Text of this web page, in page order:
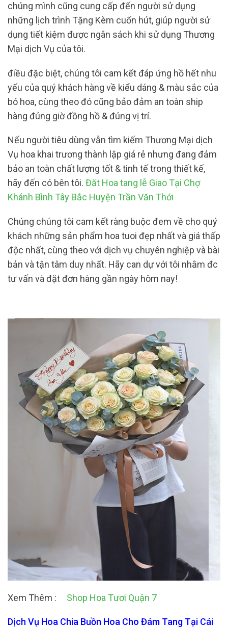
chúng mình cũng cung cấp đến người sử dụng
những lịch trình Tặng Kèm cuốn hút, giúp người sử
dụng tiết kiệm được ngân sách khi sử dụng Thương
Mại dịch Vụ của tôi.
điều đặc biệt, chúng tôi cam kết đáp ứng hồ hết nhu
yếu của quý khách hàng về kiểu dáng & màu sắc của
bó hoa, cùng theo đó cũng bảo đảm an toàn ship
hàng đúng giờ đồng hồ & đúng vị trí.
Nếu người tiêu dùng vẫn tìm kiếm Thương Mại dịch
Vụ hoa khai trương thành lập giá rẻ nhưng đang đảm
bảo an toàn chất lượng tốt & tinh tế trong thiết kế,
hãy đến có bên tôi. Đăt Hoa tang lễ Giao Tại Chợ
Khánh Bình Tây Bắc Huyện Trần Văn Thới
Chúng chúng tôi cam kết ràng buộc đem về cho quý
khách những sản phẩm hoa tuoi đẹp nhất và giá thấp
độc nhất, cùng theo với dịch vụ chuyên nghiệp và bài
bản và tận tâm duy nhất. Hãy can dự với tôi nhằm đc
tư vấn và đặt đơn hàng gần ngày hôm nay!
Xem Thêm : Shop Hoa Tươi Quận 7
Dịch Vụ Hoa Chia Buồn Hoa Cho Đám Tang Tại Cái